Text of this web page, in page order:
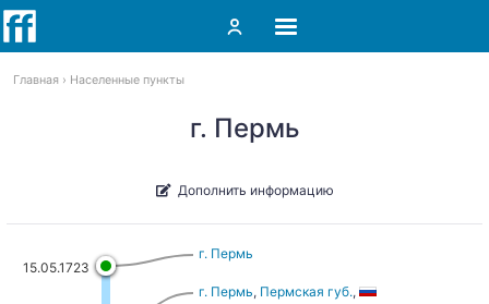
Главная Населенные пункты
г. Пермь
Дополнить информацию
15.05.1723
г. Пермь
г. Пермь, Пермская губ.,